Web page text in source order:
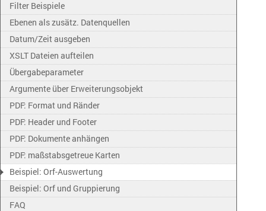
Filter Beispiele
Ebenen als zusätz. Datenquellen
Datum/Zeit ausgeben
XSLT Dateien aufteilen
Übergabeparameter
Argumente über Erweiterungsobjekt
PDF: Format und Ränder
PDF: Header und Footer
PDF: Dokumente anhängen
PDF: maßstabsgetreue Karten
Beispiel: Orf-Auswertung
Beispiel: Orf und Gruppierung
FAQ